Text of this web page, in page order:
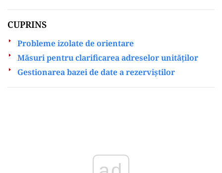
CUPRINS
Probleme izolate de orientare
Măsuri pentru clarificarea adreselor unităților
Gestionarea bazei de date a rezerviștilor